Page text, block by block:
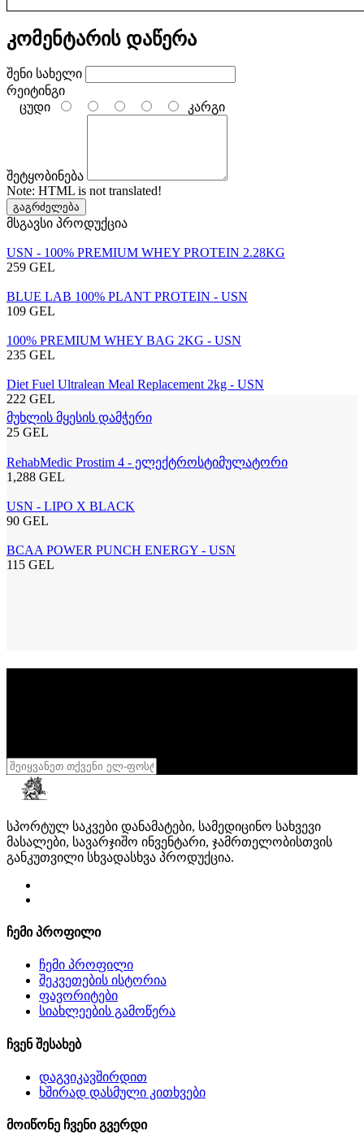
კომენტარის დაწერა
შენი სახელი
რეიტინგი
ცუდი
კარგი
შეტყობინება
Note: HTML is not translated!
გაგრძელება
მსგავსი პროდუქცია
USN - 100% PREMIUM WHEY PROTEIN 2.28KG
259 GEL
BLUE LAB 100% PLANT PROTEIN - USN
109 GEL
100% PREMIUM WHEY BAG 2KG - USN
235 GEL
Diet Fuel Ultralean Meal Replacement 2kg - USN
222 GEL
მუხლის მყესის დამჭერი
25 GEL
RehabMedic Prostim 4 - ელექტროსტიმულატორი
1,288 GEL
USN - LIPO X BLACK
90 GEL
BCAA POWER PUNCH ENERGY - USN
115 GEL
სპორტულ საკვები დანამატები, სამედიცინო სახვევი
მასალები, სავარჯიშო ინვენტარი, ჯამრთელობისთვის
განკუთვილი სხვადასხვა პროდუქცია.
ჩემი პროფილი
ჩემი პროფილი
შეკვეთების ისტორია
ფავორიტები
სიახლეების გამოწერა
ჩვენ შესახებ
დაგვიკავშირდით
ხშირად დასმული კითხვები
მოიწონე ჩვენი გვერდი